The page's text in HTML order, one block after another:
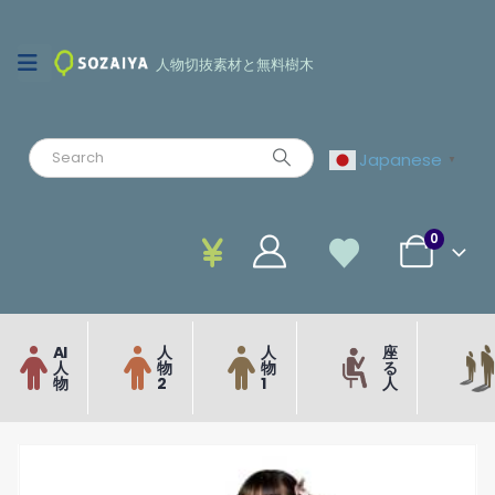
人物切抜素材と無料樹木
Japanese ▼
0
AI
人
物
人
物
2
人
物
1
座
る
人